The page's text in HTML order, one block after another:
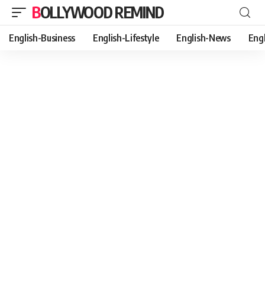
BOLLYWOOD REMIND
English-Business English-Lifestyle English-News